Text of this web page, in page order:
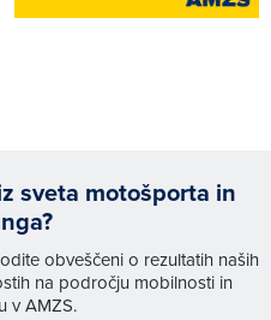
sveta motošporta in
obveščeni o rezultatih naših
na področju mobilnosti in
v AMZS.